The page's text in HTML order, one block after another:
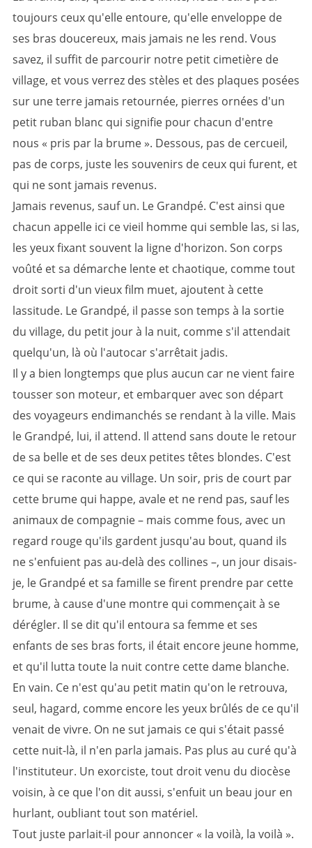
toujours ceux qu'elle entoure, qu'elle enveloppe de
ses bras doucereux, mais jamais ne les rend. Vous
savez, il suffit de parcourir notre petit cimetière de
village, et vous verrez des stèles et des plaques posées
sur une terre jamais retournée, pierres ornées d'un
petit ruban blanc qui signifie pour chacun d'entre
nous « pris par la brume ». Dessous, pas de cercueil,
pas de corps, juste les souvenirs de ceux qui furent, et
qui ne sont jamais revenus.
Jamais revenus, sauf un. Le Grandpé. C'est ainsi que
chacun appelle ici ce vieil homme qui semble las, si las,
les yeux fixant souvent la ligne d'horizon. Son corps
voûté et sa démarche lente et chaotique, comme tout
droit sorti d'un vieux film muet, ajoutent à cette
lassitude. Le Grandpé, il passe son temps à la sortie
du village, du petit jour à la nuit, comme s'il attendait
quelqu'un, là où l'autocar s'arrêtait jadis.
Il y a bien longtemps que plus aucun car ne vient faire
tousser son moteur, et embarquer avec son départ
des voyageurs endimanchés se rendant à la ville. Mais
le Grandpé, lui, il attend. Il attend sans doute le retour
de sa belle et de ses deux petites têtes blondes. C'est
ce qui se raconte au village. Un soir, pris de court par
cette brume qui happe, avale et ne rend pas, sauf les
animaux de compagnie – mais comme fous, avec un
regard rouge qu'ils gardent jusqu'au bout, quand ils
ne s'enfuient pas au-delà des collines –, un jour disais-
je, le Grandpé et sa famille se firent prendre par cette
brume, à cause d'une montre qui commençait à se
dérégler. Il se dit qu'il entoura sa femme et ses
enfants de ses bras forts, il était encore jeune homme,
et qu'il lutta toute la nuit contre cette dame blanche.
En vain. Ce n'est qu'au petit matin qu'on le retrouva,
seul, hagard, comme encore les yeux brûlés de ce qu'il
venait de vivre. On ne sut jamais ce qui s'était passé
cette nuit-là, il n'en parla jamais. Pas plus au curé qu'à
l'instituteur. Un exorciste, tout droit venu du diocèse
voisin, à ce que l'on dit aussi, s'enfuit un beau jour en
hurlant, oubliant tout son matériel.
Tout juste parlait-il pour annoncer « la voilà, la voilà ».